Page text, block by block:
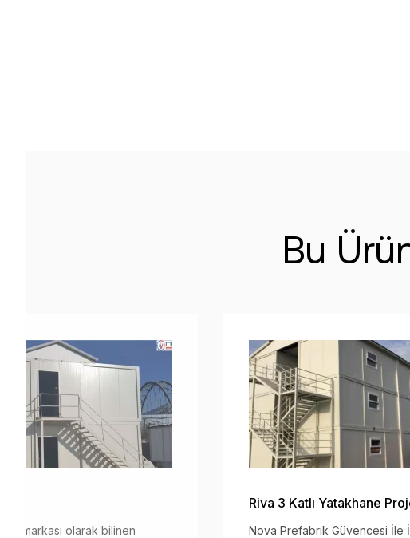
Bu
markası olarak bilinen
Riva 3 Katlı Yatakhane
Nova Prefabrik Güvencesi İle